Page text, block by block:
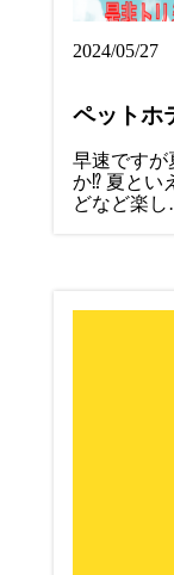
2024/05/27
ペットホ
早速ですが
か⁉ 夏とい
どなど楽